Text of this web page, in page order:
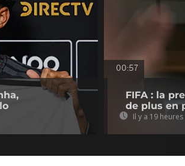
00:57
FIFA : la
de plus en
Il y a 19 heures